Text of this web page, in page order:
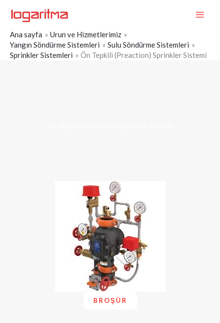
atla
Ana sayfa
Urun ve Hizmetlerimiz
Yangın Söndürme Sistemleri
Sulu Söndürme Sistemleri
Sprinkler Sistemleri
Ön Tepkili (Preaction) Sprinkler Sistemi
BROŞÜR